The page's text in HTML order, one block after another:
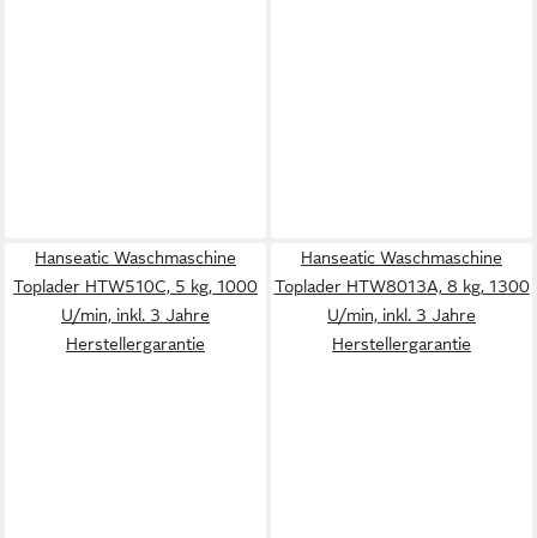
Hanseatic Waschmaschine
Toplader HTW510C, 5 kg, 1000
U/min, inkl. 3 Jahre
Herstellergarantie
Hanseatic Waschmaschine
Toplader HTW8013A, 8 kg, 1300
U/min, inkl. 3 Jahre
Herstellergarantie